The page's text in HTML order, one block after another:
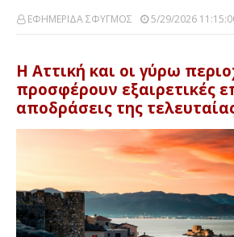
ΕΦΗΜΕΡΙΔΑ ΣΦΥΓΜΟΣ 5/29/2026
Η Αττική και οι γύρω
προσφέρουν εξαιρετικές
αποδράσεις της